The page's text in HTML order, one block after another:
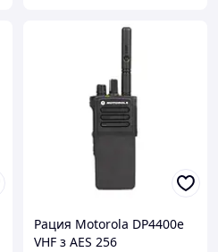
Рация Motorola DP4400e
VHF з AES 256